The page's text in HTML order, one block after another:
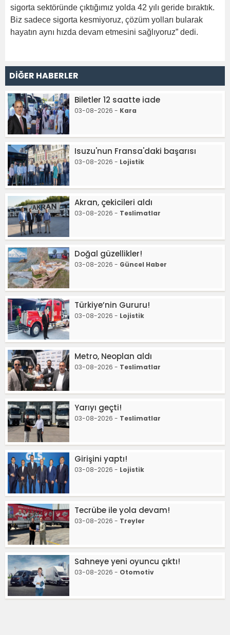
sigorta sektöründe çıktığımız yolda 42 yılı geride bıraktık.
Biz sadece sigorta kesmiyoruz, çözüm yolları bularak
hayatın aynı hızda devam etmesini sağlıyoruz” dedi.
DİĞER HABERLER
Biletler 12 saatte iade
03-08-2026 - Kara
Isuzu'nun Fransa'daki başarısı
03-08-2026 - Lojistik
Akran, çekicileri aldı
03-08-2026 - Teslimatlar
Doğal güzellikler!
03-08-2026 - Güncel Haber
Türkiye’nin Gururu!
03-08-2026 - Lojistik
Metro, Neoplan aldı
03-08-2026 - Teslimatlar
Yarıyı geçti!
03-08-2026 - Teslimatlar
Girişini yaptı!
03-08-2026 - Lojistik
Tecrübe ile yola devam!
03-08-2026 - Treyler
Sahneye yeni oyuncu çıktı!
03-08-2026 - Otomotiv